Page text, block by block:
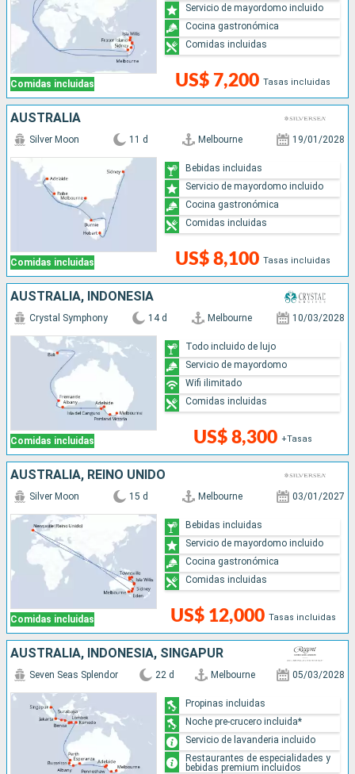
Comidas incluidas US$ 7,200 Tasas incluidas
Servicio de mayordomo incluido
Cocina gastronómica
Comidas incluidas
AUSTRALIA
Comidas incluidas
Silver Moon 11 d Melbourne 19/01/2028
US$ 8,100 Tasas incluidas
Bebidas incluidas
Servicio de mayordomo incluido
Cocina gastronómica
Comidas incluidas
AUSTRALIA, INDONESIA
Comidas incluidas
Crystal Symphony 14 d Melbourne 10/03/2028
US$ 8,300 +Tasas
Todo incluido de lujo
Servicio de mayordomo
Wifi ilimitado
Comidas incluidas
AUSTRALIA, REINO UNIDO
Comidas incluidas
Silver Moon 15 d Melbourne 03/01/2027
US$ 12,000 Tasas incluidas
Bebidas incluidas
Servicio de mayordomo incluido
Cocina gastronómica
Comidas incluidas
AUSTRALIA, INDONESIA, SINGAPUR
Seven Seas Splendor 22 d Melbourne 05/03/2028
Propinas incluidas
Noche pre-crucero incluida*
Servicio de lavanderia incluido
Restaurantes de especialidades y
bebidas premium incluidos